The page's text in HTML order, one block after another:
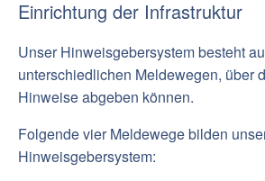
Einrichtung der Infrastruktur
Unser Hinweisgebersystem besteht
unterschiedlichen Meldewegen, über
Hinweise abgeben können.
Folgende vier Meldewege bilden
Hinweisgebersystem: